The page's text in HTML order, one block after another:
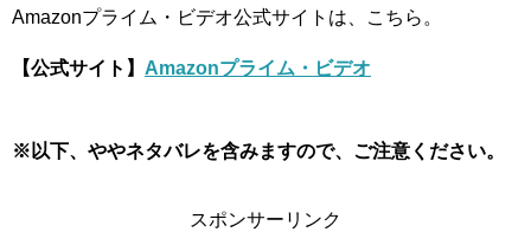
Amazonプライム・ビデオ公式サイトは、こちら。
【公式サイト】 Amazonプライム・ビデオ
※以下、ややネタバレを含みますので、ご注意ください。
スポンサーリンク